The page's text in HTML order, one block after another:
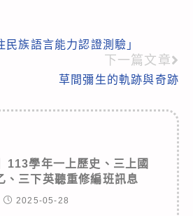
民族語言能力認證測驗」
下一篇文章
草間彌生的軌跡與奇跡
113學年一上歷史、三上國
、三下英聽重修編班訊息
2025-05-28